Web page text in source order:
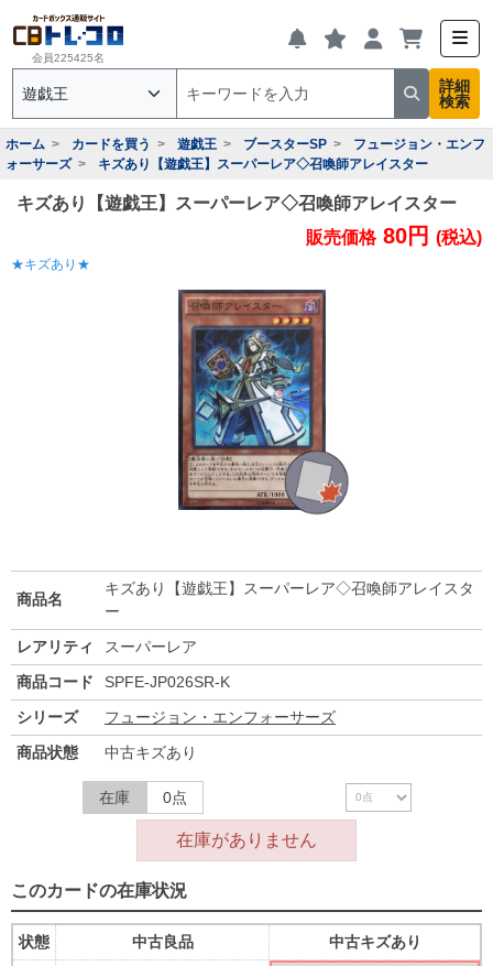
会員225425名
詳細
検索
ホーム カードを買う 遊戯王 ブースターSP
フュージョン・エンフ
ォーサーズ
キズあり【遊戯王】スーパーレア◇召喚師アレイスター
キズあり【遊戯王】スーパーレア◇召喚師アレイスター
★キズあり★
販売価格 80円 (税込)
商品名
キズあり【遊戯王】スーパーレア◇召喚師アレイスタ
ー
レアリティ
スーパーレア
商品コード
SPFE-JP026SR-K
シリーズ
フュージョン・エンフォーサーズ
商品状態
中古キズあり
在庫 0点
在庫がありません
このカードの在庫状況
状態
中古良品
中古キズあり